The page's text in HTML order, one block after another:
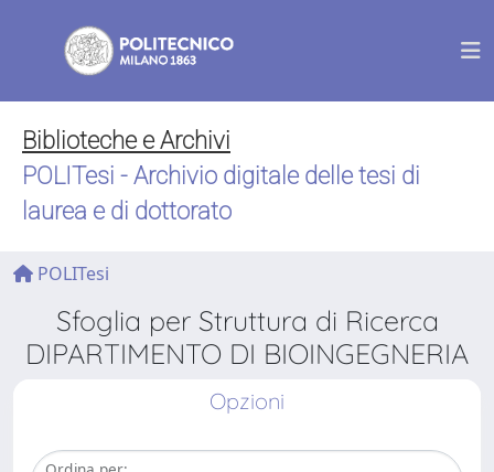
Biblioteche e Archivi
POLITesi - Archivio digitale delle tesi di
laurea e di dottorato
POLITesi
Sfoglia per Struttura di Ricerca
DIPARTIMENTO DI BIOINGEGNERIA
Opzioni